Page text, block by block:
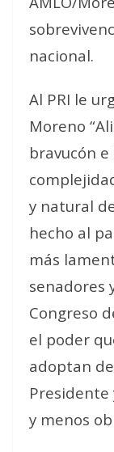
nacional.
Al PRI le
Moreno
bravucón
y natural
hecho al
más
senadores
Congreso
el poder
adoptan
Presidente
y menos